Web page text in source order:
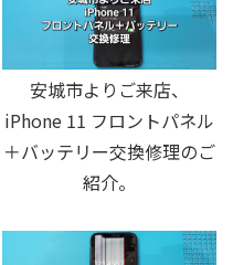
安城市よりご来店、
iPhone 11 フロントパネル
＋バッテリー交換修理のご
紹介。